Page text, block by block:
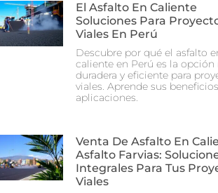
El Asfalto En Caliente
Soluciones Para
Viales En Perú
Descubre por qué el asfalto
caliente en Perú es la opción
duradera y eficiente para
viales. Aprende sus
aplicaciones.
Venta De Asfalto En
Asfalto Farvias:
Integrales Para Tus
Viales